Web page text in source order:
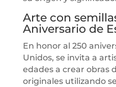
Arte con
Aniversario de
En honor al 250
Unidos, se invita a
edades a crear obras
originales utilizando